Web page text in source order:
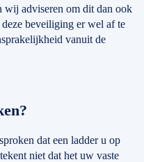
wij adviseren om dit dan ook
beveiliging er wel af te
vanuit de
dat een ladder u op
niet dat het uw vaste